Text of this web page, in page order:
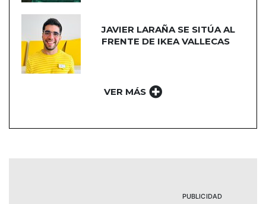
JAVIER LARAÑA SE SITÚA AL
FRENTE DE IKEA VALLECAS
VER MÁS
PUBLICIDAD